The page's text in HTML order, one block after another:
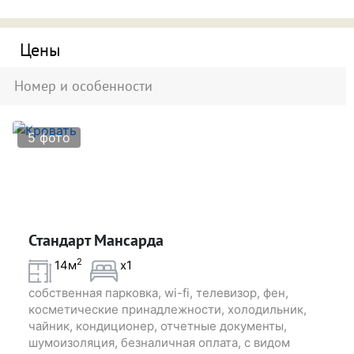
в «Wellion» на личном автотранспорте, в вашем
распоряжении будет место на парковке.
Подходит для фотосессии
Цены
Номер и особенности
5 фото
Стандарт Мансарда
14м2
x1
собственная парковка, wi-fi, телевизор, фен,
косметические принадлежности, холодильник,
чайник, кондиционер, отчетные документы,
шумоизоляция, безналичная оплата, с видом